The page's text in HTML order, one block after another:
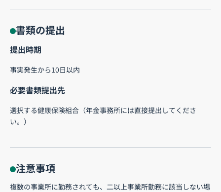
書類の提出
提出時期
事実発生から10日以内
必要書類提出先
選択する健康保険組合（年金事務所には直接提出してくださ
い。）
注意事項
複数の事業所に勤務されても、二以上事業所勤務に該当しない場